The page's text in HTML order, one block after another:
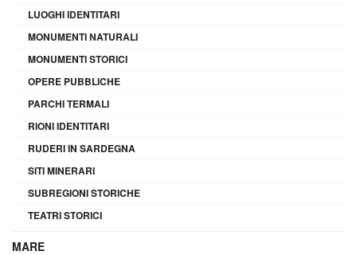
LUOGHI IDENTITARI
MONUMENTI NATURALI
MONUMENTI STORICI
OPERE PUBBLICHE
PARCHI TERMALI
RIONI IDENTITARI
RUDERI IN SARDEGNA
SITI MINERARI
SUBREGIONI STORICHE
TEATRI STORICI
MARE